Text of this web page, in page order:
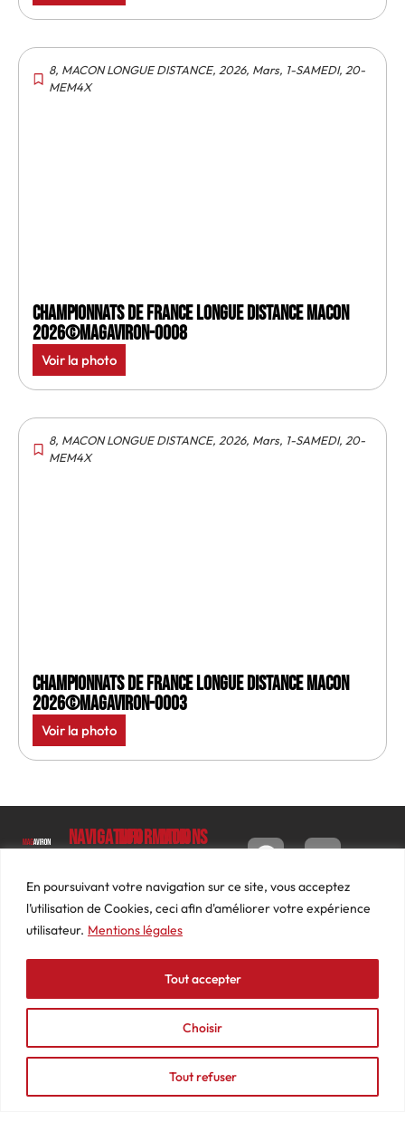
En poursuivant votre navigation sur ce site, vous acceptez
l’utilisation de Cookies, ceci afin d'améliorer votre expérience
utilisateur. Mentions légales
Choisir
Tout refuser
Tout accepter
8, MACON LONGUE DISTANCE, 2026, Mars, 1-SAMEDI, 20-
MEM4X
Championnats de France longue distance Macon
2026©MagAviron-0008
Voir la photo
8, MACON LONGUE DISTANCE, 2026, Mars, 1-SAMEDI, 20-
MEM4X
Championnats de France longue distance Macon
2026©MagAviron-0003
Voir la photo
Luc
Barbier
69640
74
87
contact@mediasaviron.fr
Navigation
Le
Magazine
Photos
Actualités
Podcasts
Informations
Conditions
générales
de ventes
Mentions
légales
Mon
Tableau
de bord
Commandes
Adresses
Détails
du
compte